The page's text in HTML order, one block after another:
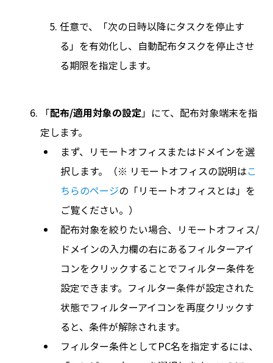
任意で、「次の日時以降にタスクを停止す
る」を有効化し、自動配布タスクを停止させ
る期限を指定します。
「配布/適用対象の設定 」にて、配布対象端末を指
定します。
まず、リモートオフィスまたはドメインを選
択します。（※ リモートオフィスの説明はこ
ちらのページの「リモートオフィスとは」を
ご覧ください。）
配布対象を絞りたい場合、リモートオフィス/
ドメインの入力欄の右にあるフィルターアイ
コンをクリックすることでフィルター条件を
設定できます。フィルター条件が設定された
状態でフィルターアイコンを再度クリックす
ると、条件が解除されます。
フィルター条件としてPC名を指定するには、